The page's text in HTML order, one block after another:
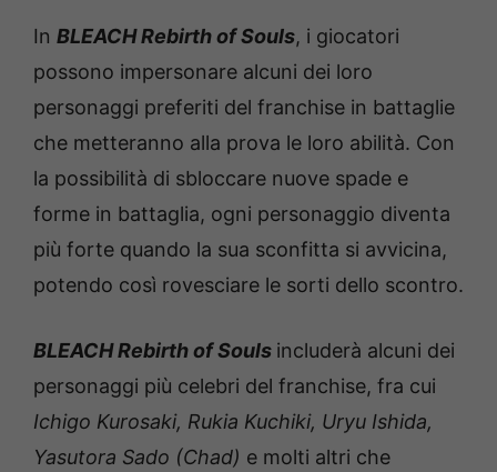
In BLEACH Rebirth of Souls, i giocatori
possono impersonare alcuni dei loro
personaggi preferiti del franchise in battaglie
che metteranno alla prova le loro abilità. Con
la possibilità di sbloccare nuove spade e
forme in battaglia, ogni personaggio diventa
più forte quando la sua sconfitta si avvicina,
potendo così rovesciare le sorti dello scontro.
BLEACH Rebirth of Souls includerà alcuni dei
personaggi più celebri del franchise, fra cui
Ichigo Kurosaki, Rukia Kuchiki, Uryu Ishida,
Yasutora Sado (Chad) e molti altri che